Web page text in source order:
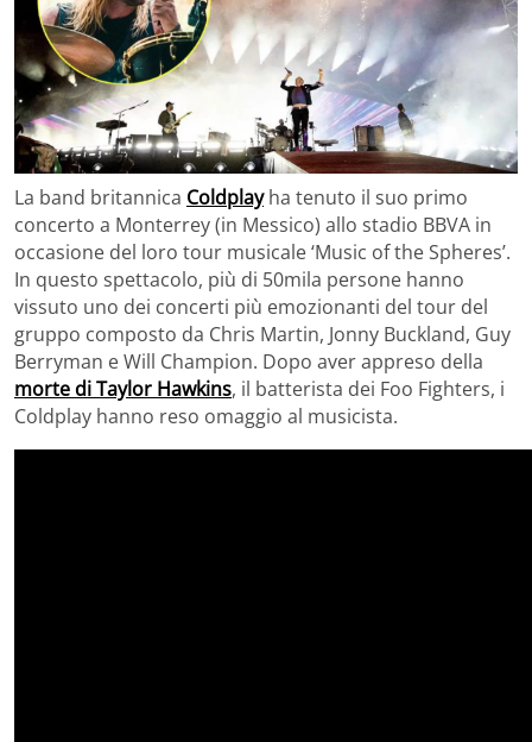
La band britannica Coldplayha tenuto il suo primo
concerto a Monterrey (in Messico) allo stadio BBVA in
occasione del loro tour musicale ‘Music of the Spheres’.
In questo spettacolo, più di 50mila persone hanno
vissuto uno dei concerti più emozionanti del tour del
gruppo composto da Chris Martin, Jonny Buckland, Guy
Berryman e Will Champion. Dopo aver appreso della
morte di Taylor Hawkins, il batterista dei Foo Fighters, i
Coldplay hanno reso omaggio al musicista.